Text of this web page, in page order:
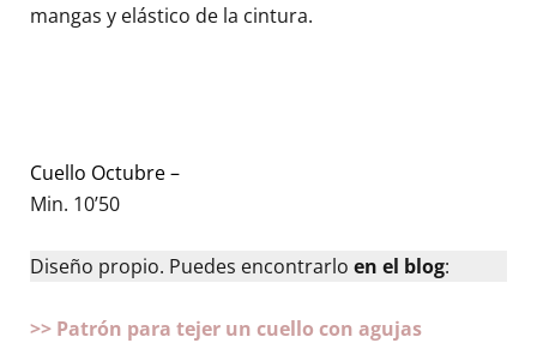
mangas y elástico de la cintura.
Cuello Octubre –
Min. 10’50
Diseño propio. Puedes encontrarlo en el blog:
>> Patrón para tejer un cuello con agujas